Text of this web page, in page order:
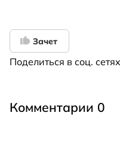
Зачет
Поделиться в соц. сетях
Комментарии 0